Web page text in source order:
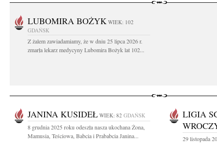
LUBOMIRA BOŻYK WIEK: 102
GDAŃSK
Z żalem zawiadamiamy, że w dniu 25 lipca 2026 r.
zmarła lekarz medycyny Lubomira Bożyk lat 102...
JANINA KUSIDEŁ WIEK: 82 GDAŃSK
8 grudnia 2025 roku odeszła nasza ukochana Żona,
Mamusia, Teściowa, Babcia i Prababcia Janina...
LIGIA
29 listopada